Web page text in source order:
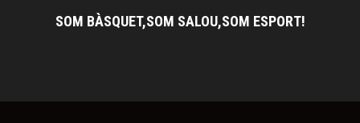
SOM BÀSQUET,SOM SALOU,SOM ESPORT!